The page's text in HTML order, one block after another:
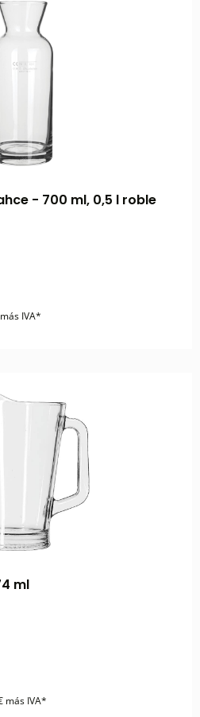
- 700 ml, 0,5 l roble
IVA*
ml
más IVA*